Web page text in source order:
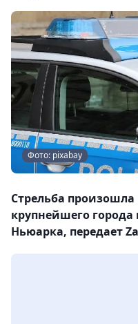
Фото: pixabay
Стрельба
крупнейшего
Ньюарка, передает